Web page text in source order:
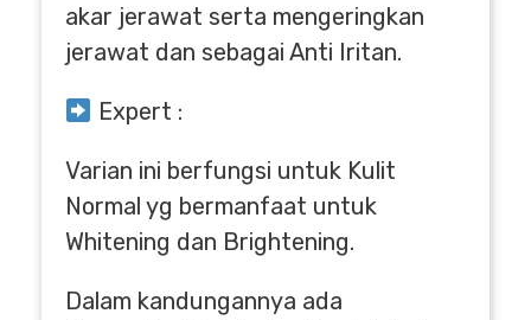
akar jerawat serta mengeringkan
jerawat dan sebagai Anti Iritan.
Expert :
Varian ini berfungsi untuk Kulit
Normal yg bermanfaat untuk
Whitening dan Brightening.
Dalam kandungannya ada